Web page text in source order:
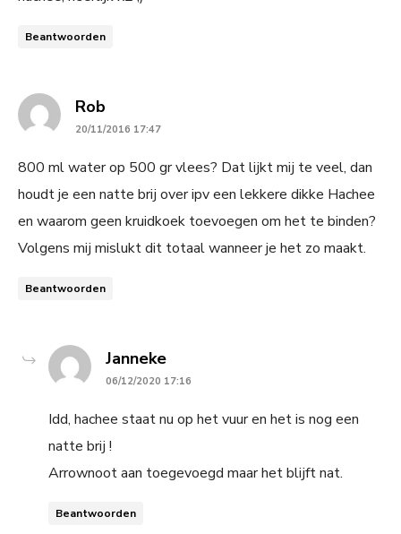
Beantwoorden
Rob
20/11/2016 17:47
800 ml water op 500 gr vlees? Dat lijkt mij te veel, dan
houdt je een natte brij over ipv een lekkere dikke Hachee
en waarom geen kruidkoek toevoegen om het te binden?
Volgens mij mislukt dit totaal wanneer je het zo maakt.
Beantwoorden
Jannekesays:
06/12/2020 17:16
Idd, hachee staat nu op het vuur en het is nog een
natte brij !
Arrownoot aan toegevoegd maar het blijft nat.
Beantwoorden